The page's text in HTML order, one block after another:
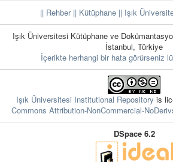
|| Rehber|| Kütüphane || Işık
Işık Üniversitesi Kütüphane ve
İstanbul, Türkiye
İçerikte herhangi bir hata görürseniz
Işık Üniversitesi Institutional Repository is
Commons Attribution-NonCommercial-
DSpace 6.2